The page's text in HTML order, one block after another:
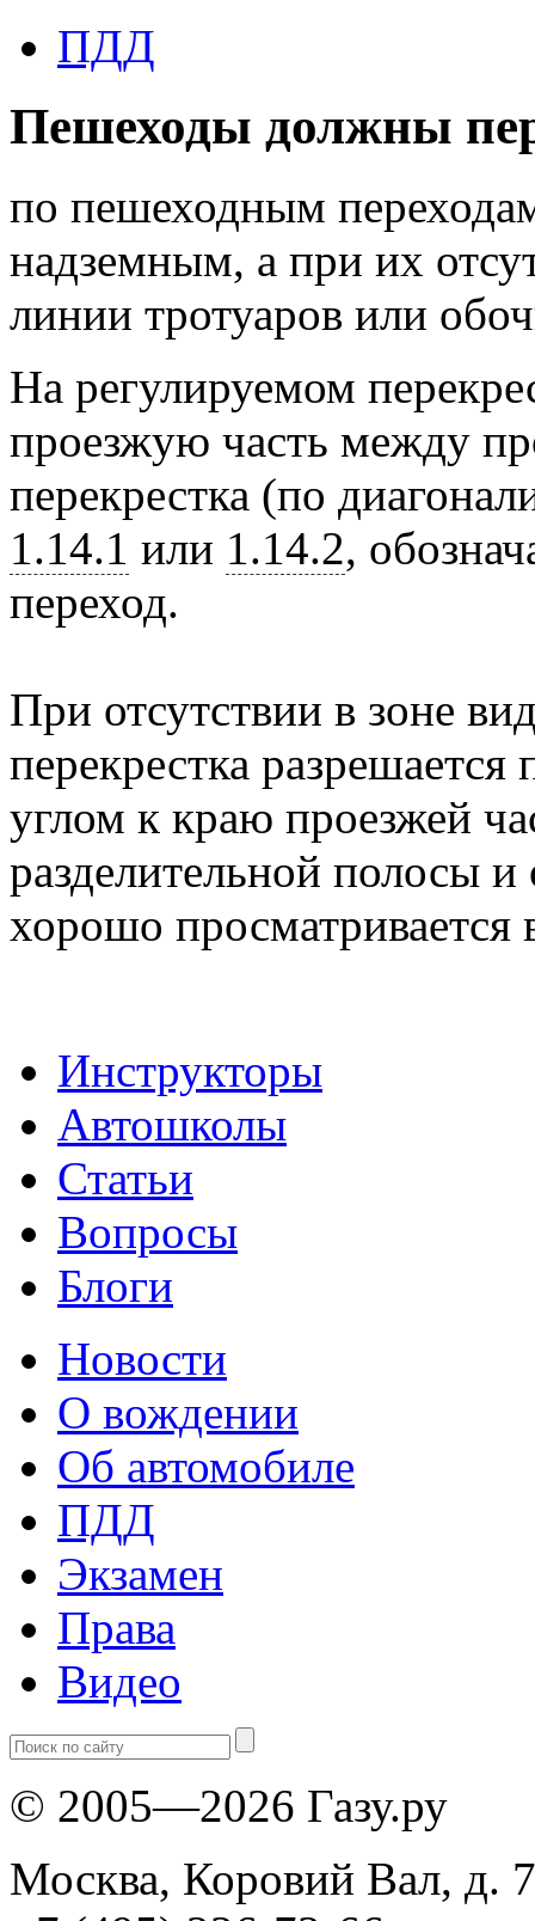
ПДД
Пешеходы должны
по пешеходным
надземным, а при их
линии тротуаров или
На регулируемом
проезжую часть между
перекрестка (по
1.14.1 или 1.14.2,
переход.
При отсутствии в зоне
перекрестка
углом к краю проезжей
разделительной полосы
хорошо просматривается
Инструкторы
Автошколы
Статьи
Вопросы
Блоги
Новости
О вождении
Об автомобиле
ПДД
Экзамен
Права
Видео
© 2005—2026 Газу.ру
Москва, Коровий Вал, д.